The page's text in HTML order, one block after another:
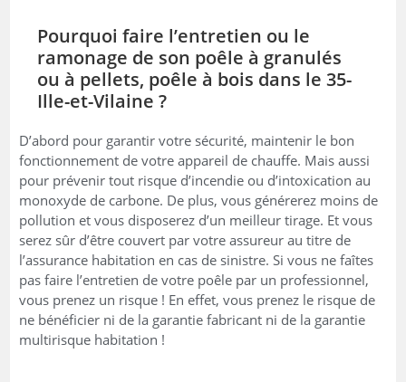
Pourquoi faire l’entretien ou le
ramonage de son poêle à granulés
ou à pellets, poêle à bois dans le 35-
Ille-et-Vilaine ?
D’abord pour garantir votre sécurité, maintenir le bon
fonctionnement de votre appareil de chauffe. Mais aussi
pour prévenir tout risque d’incendie ou d’intoxication au
monoxyde de carbone. De plus, vous générerez moins de
pollution et vous disposerez d’un meilleur tirage. Et vous
serez sûr d’être couvert par votre assureur au titre de
l’assurance habitation en cas de sinistre. Si vous ne faîtes
pas faire l’entretien de votre poêle par un professionnel,
vous prenez un risque ! En effet, vous prenez le risque de
ne bénéficier ni de la garantie fabricant ni de la garantie
multirisque habitation !